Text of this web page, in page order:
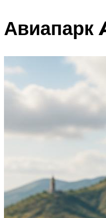
Авиапарк